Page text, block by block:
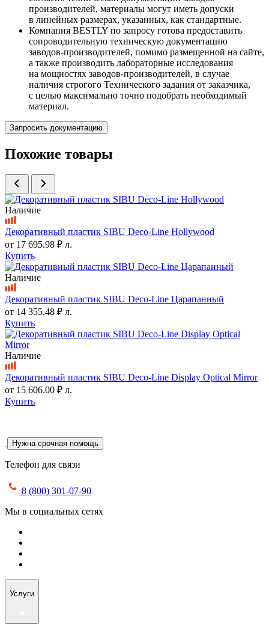
производителей, материалы могут иметь допуски
в линейных размерах, указанных, как стандартные.
Компания BESTLY по запросу готова предоставить
сопроводительную техническую документацию
заводов-производителей, помимо размещенной на сайте,
а также производить лабораторные исследования
на мощностях заводов-производителей, в случае
наличия строгого Технического задания от заказчика,
с целью максимально точно подобрать необходимый
материал.
Запросить документацию
Похожие товары
Наличие
Декоративный пластик SIBU Deco-Line Hollywood
от 17 695.98 ₽ л.
Купить
Наличие
Декоративный пластик SIBU Deco-Line Царапанный
от 14 355.48 ₽ л.
Купить
Наличие
Декоративный пластик SIBU Deco-Line Display Optical Mirror
от 15 606.00 ₽ л.
Купить
Нужна срочная помощь
Телефон для связи
8 (800) 301-07-90
Мы в социальных сетях
Услуги